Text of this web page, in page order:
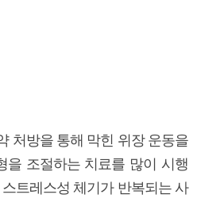
처방을 통해 막힌 위장 운동을
을 조절하는 치료를 많이 시행
트레스성 체기가 반복되는 사